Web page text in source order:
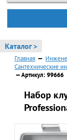
Каталог >
Главная —
Сантехнические
— Артикул: 99666
Набор